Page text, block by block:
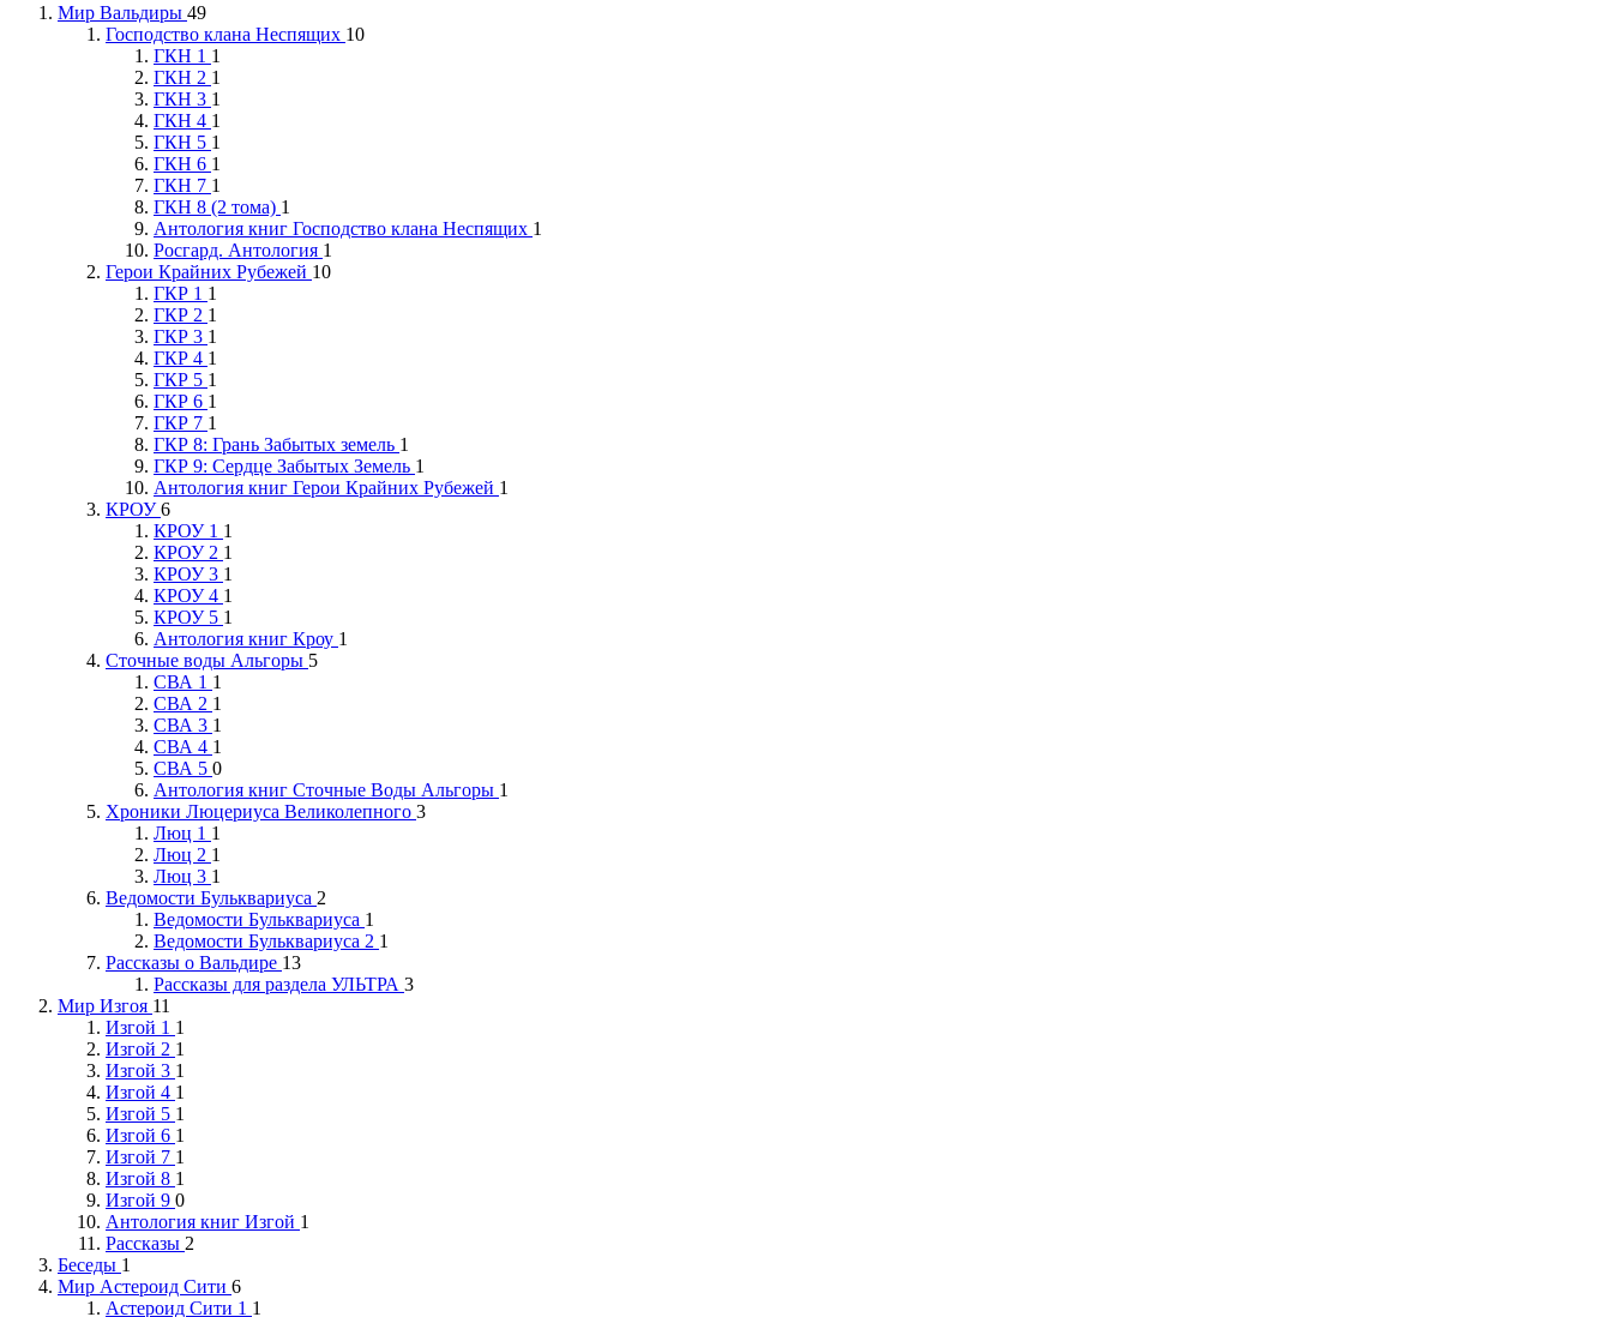
Мир Вальдиры 49
Господство клана Неспящих 10
ГКН 1 1
ГКН 2 1
ГКН 3 1
ГКН 4 1
ГКН 5 1
ГКН 6 1
ГКН 7 1
ГКН 8 (2 тома) 1
Антология книг Господство клана Неспящих 1
Росгард. Антология 1
Герои Крайних Рубежей 10
ГКР 1 1
ГКР 2 1
ГКР 3 1
ГКР 4 1
ГКР 5 1
ГКР 6 1
ГКР 7 1
ГКР 8: Грань Забытых земель 1
ГКР 9: Сердце Забытых Земель 1
Антология книг Герои Крайних Рубежей 1
КРОУ6
КРОУ 1 1
КРОУ 2 1
КРОУ 3 1
КРОУ 4 1
КРОУ 5 1
Антология книг Кроу 1
Сточные воды Альгоры 5
СВА 1 1
СВА 2 1
СВА 3 1
СВА 4 1
СВА 5 0
Антология книг Сточные Воды Альгоры 1
Хроники Люцериуса Великолепного 3
Люц 1 1
Люц 2 1
Люц 3 1
Ведомости Бульквариуса 2
Ведомости Бульквариуса 1
Ведомости Бульквариуса 2 1
Рассказы о Вальдире 13
Рассказы для раздела УЛЬТРА 3
Мир Изгоя 11
Изгой 1 1
Изгой 2 1
Изгой 3 1
Изгой 4 1
Изгой 5 1
Изгой 6 1
Изгой 7 1
Изгой 8 1
Изгой 9 0
Антология книг Изгой 1
Рассказы 2
Беседы 1
Мир Астероид Сити 6
Астероид Сити 1 1